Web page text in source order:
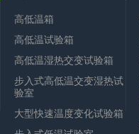
高低温箱
高低温试验箱
高低温湿热交变试验箱
步入式高低温交变湿热试
验室
大型快速温度变化试验箱